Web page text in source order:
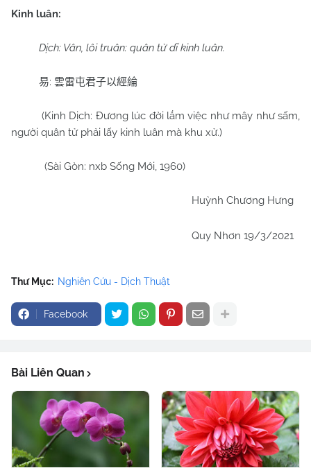
Kinh luân:
Dịch: Vân, lôi truân: quân tử dĩ kinh luân.
易: 雲雷屯君子以經綸
(Kinh Dịch: Đương lúc đời lắm việc như mây như sấm,
người quân tử phải lấy kinh luân mà khu xử.)
(Sài Gòn: nxb Sống Mới, 1960)
Huỳnh Chương Hưng
Quy Nhơn 19/3/2021
Thư Mục: Nghiên Cứu - Dịch Thuật
Facebook
Bài Liên Quan